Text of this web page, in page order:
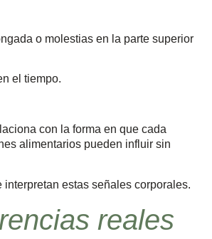
o molestias en la parte superior
el tiempo.
con la forma en que cada
alimentarios pueden influir sin
estas señales corporales.
reales